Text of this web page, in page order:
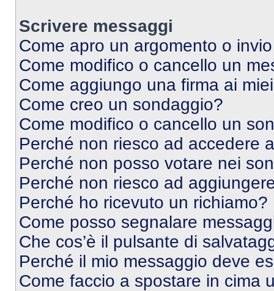
Scrivere messaggi
Come apro un argomento o
Come modifico o cancello un
Come aggiungo una firma ai
Come creo un sondaggio?
Come modifico o cancello un
Perché non riesco ad accedere
Perché non posso votare nei
Perché non riesco ad
Perché ho ricevuto un richiamo?
Come posso segnalare
Che cos’è il pulsante di
Perché il mio messaggio deve
Come faccio a spostare in cima